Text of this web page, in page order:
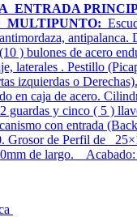
ENTRADA
MULTIPUNTO:
antipalanca.
) bulones de acero
laterales . Pestillo
izquierdas o
en caja de acero.
guardas y cinco ( 5 )
con entrada
Grosor de Perfil de
de largo.